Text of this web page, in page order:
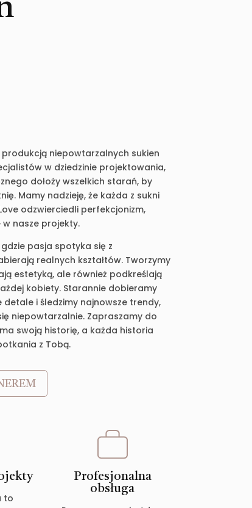
produkcją niepowtarzalnych sukien
w dziedzinie projektowania,
dołoży wszelkich starań, by
Mamy nadzieję, że każda z sukni
odzwierciedli perfekcjonizm,
nasze projekty.
pasja spotyka się z
realnych kształtów. Tworzymy
estetyką, ale również podkreślają
kobiety. Starannie dobieramy
detale i śledzimy najnowsze trendy,
niepowtarzalnie. Zapraszamy do
swoją historię, a każda historia
z Tobą.
to
Profesjonalna
obsługa